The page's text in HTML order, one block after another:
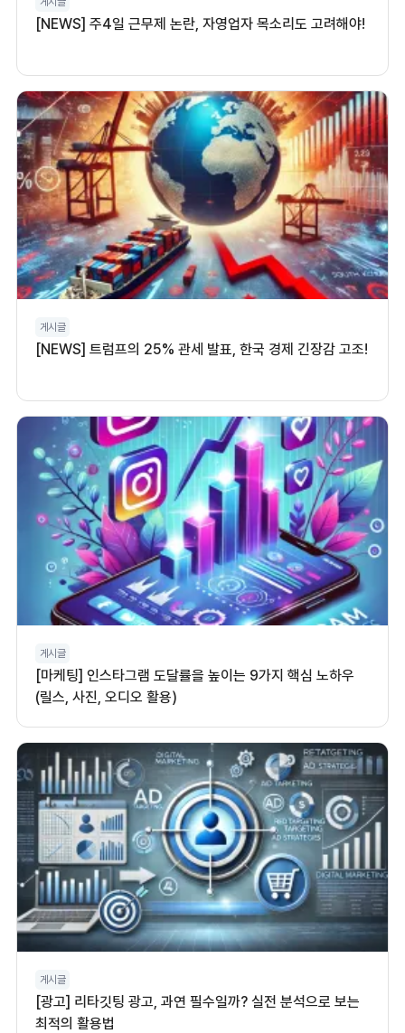
[NEWS] 주4일 근무제 논란, 자영업자 목소리도 고려해야!
게시글
[NEWS] 트럼프의 25% 관세 발표, 한국 경제 긴장감 고조!
게시글
[마케팅] 인스타그램 도달률을 높이는 9가지 핵심 노하우
(릴스, 사진, 오디오 활용)
게시글
[광고] 리타깃팅 광고, 과연 필수일까? 실전 분석으로 보는
최적의 활용법